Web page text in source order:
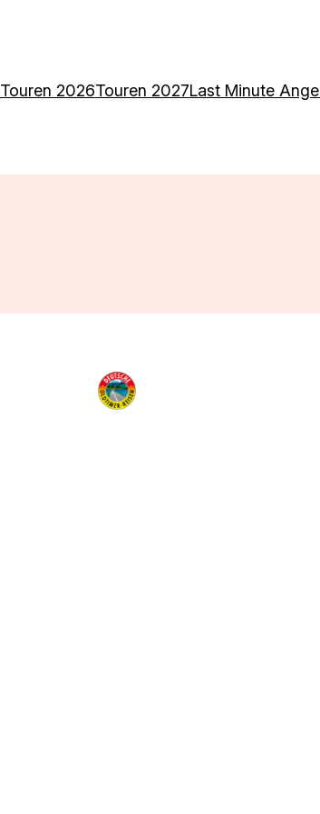
Touren 2026Touren 2027Last Minute